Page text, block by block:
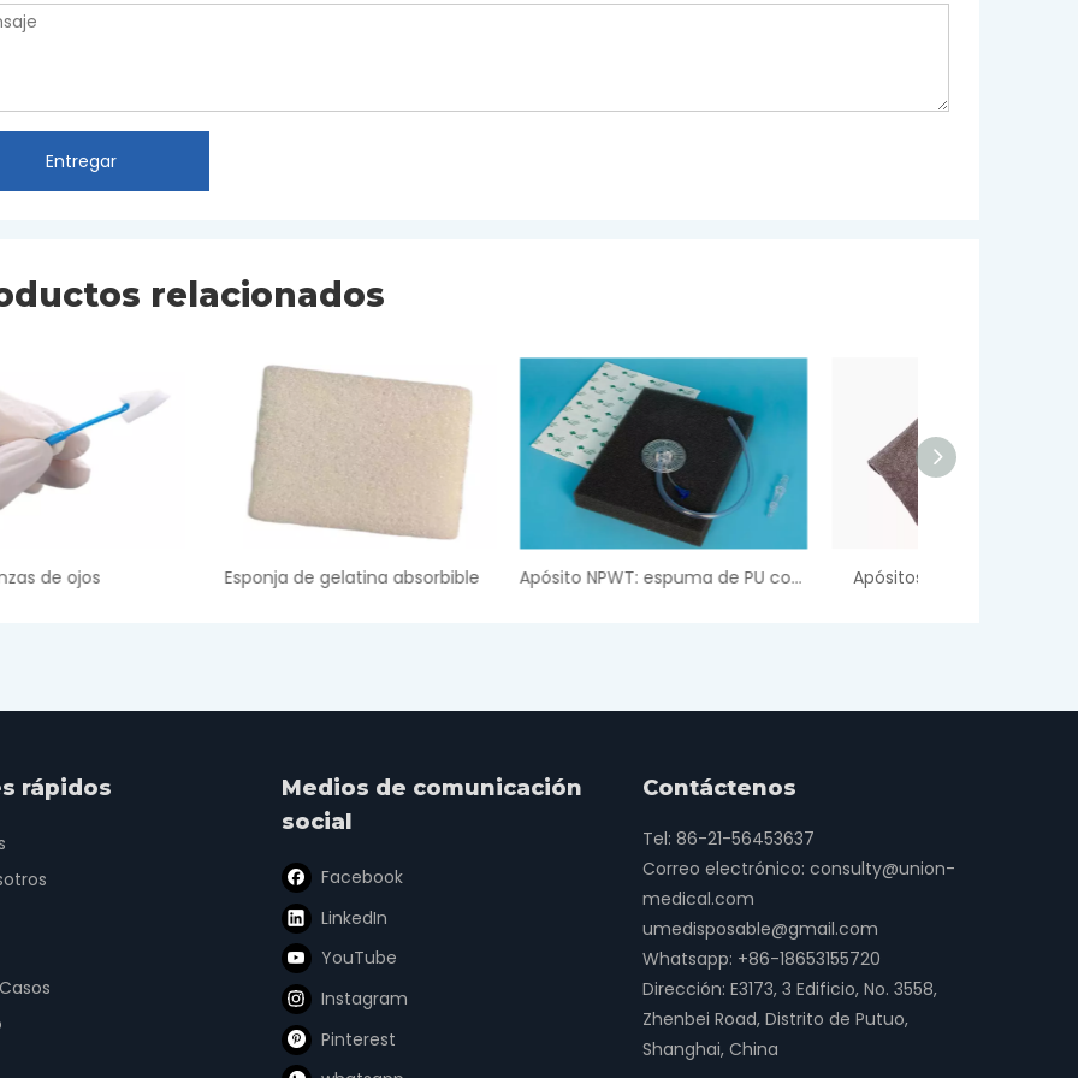
Entregar
relacionados
Esponja de gelatina absorbible Apósito NPWT: espuma de PU con ventosa independiente Apósitos de alginato de plata
rápidos
Medios de comunicación
social
Facebook
LinkedIn
YouTube
Instagram
Pinterest
Contáctenos
Tel: 86-21-56453637
Correo electrónico: consulty@union-
medical.com
umedisposable@gmail.com
Whatsapp: +86-18653155720
Dirección: E3173, 3 Edificio, No. 3558,
Zhenbei Road, Distrito de Putuo,
Shanghai, China